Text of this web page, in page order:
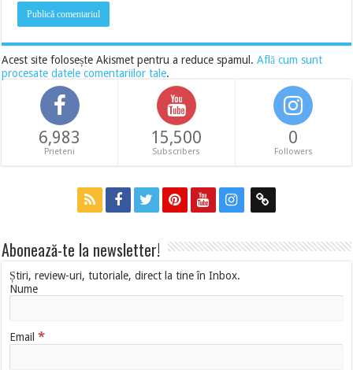
Acest site folosește Akismet pentru a reduce spamul.Află cum sunt
procesate datele comentariilor tale.
6,983
Prieteni
15,500
Subscribers
0
Followers
Abonează-te la newsletter!
Știri, review-uri, tutoriale, direct la tine în Inbox.
Nume
Email*